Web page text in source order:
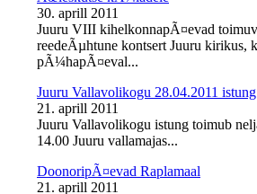
30. aprill 2011
Juuru VIII kihelkonnapÃ¤evad
reedeÃµhtune kontsert Juuru
pÃ¼hapÃ¤eval...
Juuru Vallavolikogu 28.04.2011 istung
21. aprill 2011
Juuru Vallavolikogu istung toimub
14.00 Juuru vallamajas...
DoonoripÃ¤evad Raplamaal
21. aprill 2011